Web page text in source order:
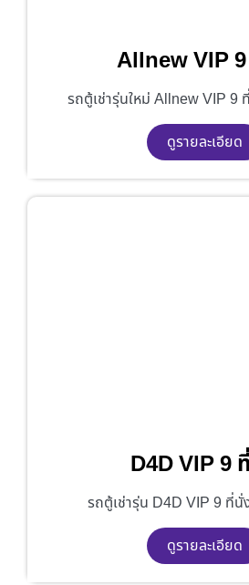
Allnew VIP
รถตู้เช่ารุ่นใหม่ Allnew VIP 9
ดูรายละเอียด
D4D VIP 9
รถตู้เช่ารุ่น D4D VIP 9 ที่นั่
ดูรายละเอียด